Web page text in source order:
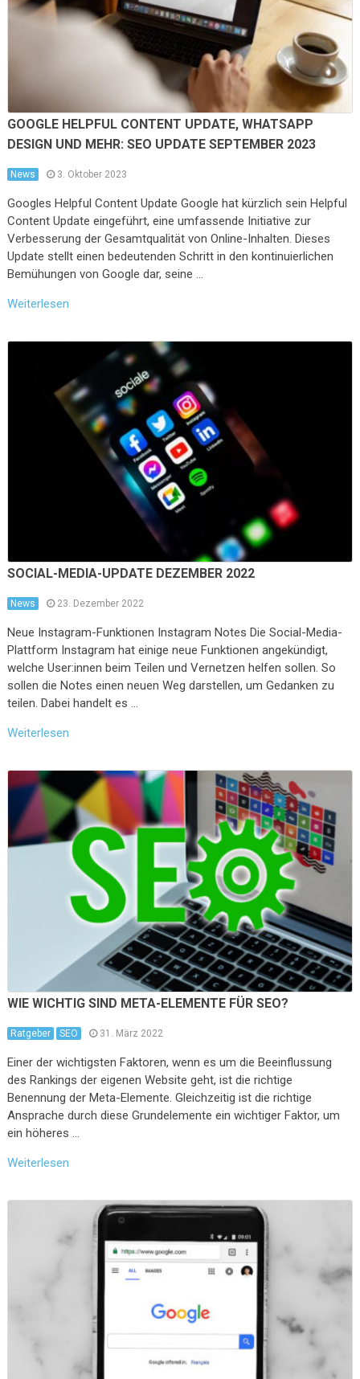
GOOGLE HELPFUL CONTENT UPDATE, WHATSAPP
DESIGN UND MEHR: SEO UPDATE SEPTEMBER 2023
News 3. Oktober 2023
Googles Helpful Content Update Google hat kürzlich sein Helpful
Content Update eingeführt, eine umfassende Initiative zur
Verbesserung der Gesamtqualität von Online-Inhalten. Dieses
Update stellt einen bedeutenden Schritt in den kontinuierlichen
Bemühungen von Google dar, seine …
Weiterlesen
SOCIAL-MEDIA-UPDATE DEZEMBER 2022
News 23. Dezember 2022
Neue Instagram-Funktionen Instagram Notes Die Social-Media-
Plattform Instagram hat einige neue Funktionen angekündigt,
welche User:innen beim Teilen und Vernetzen helfen sollen. So
sollen die Notes einen neuen Weg darstellen, um Gedanken zu
teilen. Dabei handelt es …
Weiterlesen
WIE WICHTIG SIND META-ELEMENTE FÜR SEO?
Ratgeber SEO 31. März 2022
Einer der wichtigsten Faktoren, wenn es um die Beeinflussung
des Rankings der eigenen Website geht, ist die richtige
Benennung der Meta-Elemente. Gleichzeitig ist die richtige
Ansprache durch diese Grundelemente ein wichtiger Faktor, um
ein höheres …
Weiterlesen